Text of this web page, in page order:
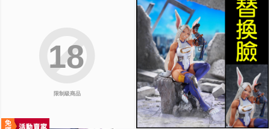
限制級商品
18